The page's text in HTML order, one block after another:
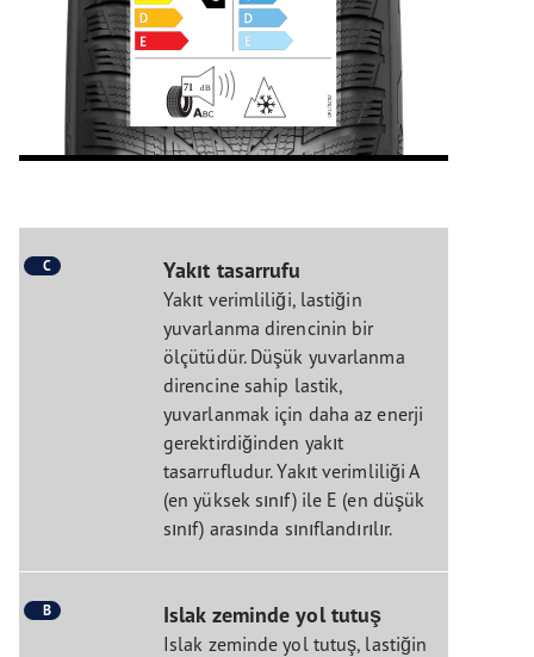
C Yakıt tasarrufu
Yakıt verimliliği, lastiğin
yuvarlanma direncinin bir
ölçütüdür. Düşük yuvarlanma
direncine sahip lastik,
yuvarlanmak için daha az enerji
gerektirdiğinden yakıt
tasarrufludur. Yakıt verimliliği A
(en yüksek sınıf) ile E (en düşük
sınıf) arasında sınıflandırılır.
B Islak zeminde yol tutuş
Islak zeminde yol tutuş, lastiğin